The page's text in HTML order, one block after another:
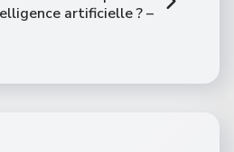
artificielle ? –